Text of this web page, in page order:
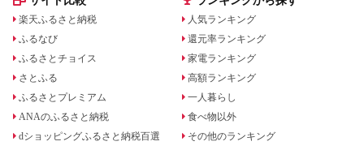
楽天ふるさと納税
ふるなび
ふるさとチョイス
さとふる
ふるさとプレミアム
ANAのふるさと納税
dショッピングふるさと納税百選
人気ランキング
還元率ランキング
家電ランキング
高額ランキング
一人暮らし
食べ物以外
その他のランキング